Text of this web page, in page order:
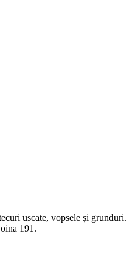
uscate, vopsele și grunduri.
191.